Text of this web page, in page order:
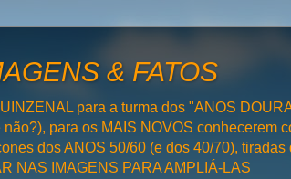
& FATOS
para a turma dos "ANOS
para os MAIS NOVOS conhecerem
dos ANOS 50/60 (e dos 40/70),
NAS IMAGENS PARA AMPLIÁ-LAS